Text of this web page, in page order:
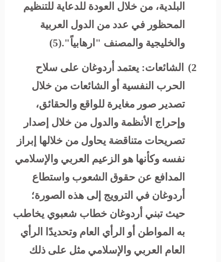
البلدية، من خلال العودة للدعاية للتنظيم
المحظور في عدد من الدول العربية
والخليجية والمصنف "ارهابياً".(5)
2) الشائعات: يعتمد أردوغان على سلاح
الحرب النفسية أو الشائعات من خلال
تصدير صور مغايرة للواقع والحقائق،
وإحراج الأنظمة والدول من خلال إصدار
تصريحات متناقضة يحاول من خلالها إبراز
نفسه وكأنها هو الزعيم العربي والإسلامي
المدافع عن حقوق الشعوب واستطاع
أردوغان في الترويج إلى هذه الصورة؛
حيث تبني أردوغان خطاب شعبوي يخاطب
به المواطن أو الرأي العام وتحديدًا الرأي
العام العربي والإسلامي مثل على ذلك